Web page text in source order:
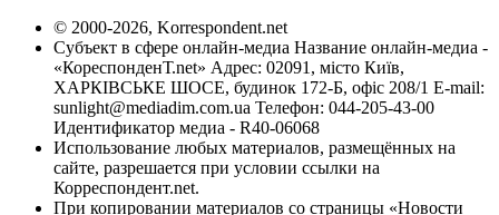
© 2000-2026, Korrespondent.net
Субъект в сфере онлайн-медиа Название онлайн-медиа -
«КореспонденТ.net» Адрес: 02091, місто Київ,
ХАРКІВСЬКЕ ШОСЕ, будинок 172-Б, офіс 208/1 E-mail:
sunlight@mediadim.com.ua Телефон: 044-205-43-00
Идентификатор медиа - R40-06068
Использование любых материалов, размещённых на
сайте, разрешается при условии ссылки на
Корреспондент.net.
При копировании материалов со страницы «Новости